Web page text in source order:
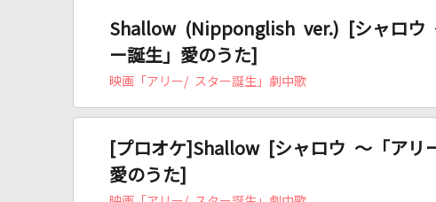
Shallow (Nipponglish ver.) [シャロウ
ー誕生」愛のうた]
映画「アリー/ スター誕生」劇中歌
[プロオケ]Shallow [シャロウ ～「アリ
愛のうた]